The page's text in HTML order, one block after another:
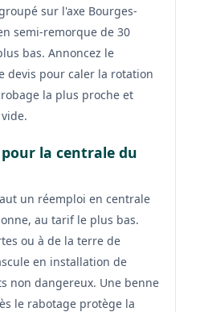
sur l'axe Bourges-
semi-remorque de 30
bas. Annoncez le
devis pour caler la rotation
la plus proche et
la centrale du
un réemploi en centrale
au tarif le plus bas.
ou à de la terre de
en installation de
non dangereux. Une benne
le rabotage protège la